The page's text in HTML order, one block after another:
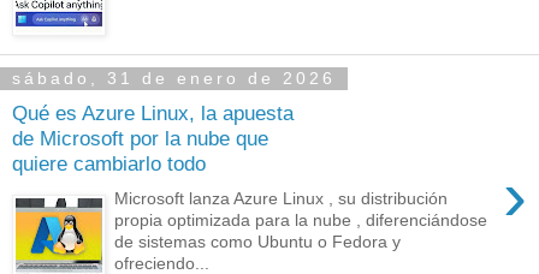
sábado, 31 de enero de 2026
Qué es Azure Linux, la apuesta
de Microsoft por la nube que
quiere cambiarlo todo
›
Microsoft lanza Azure Linux , su distribución
propia optimizada para la nube , diferenciándose
de sistemas como Ubuntu o Fedora y
ofreciendo...